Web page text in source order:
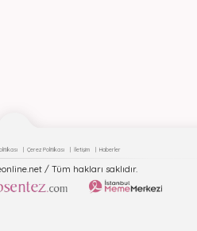
Çerez Politikası İletişim Haberler
/ Tüm hakları saklıdır.